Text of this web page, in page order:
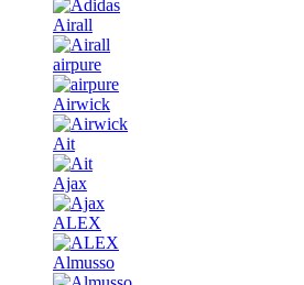
Airall
airpure
Airwick
Ait
Ajax
ALEX
Almusso